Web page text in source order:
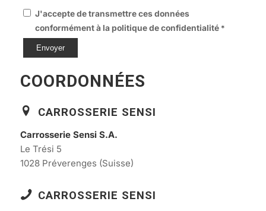
J'accepte de transmettre ces données
conformément à la politique de confidentialité *
COORDONNÉES
CARROSSERIE SENSI
Carrosserie Sensi S.A.
Le Trési 5
1028 Préverenges (Suisse)
CARROSSERIE SENSI